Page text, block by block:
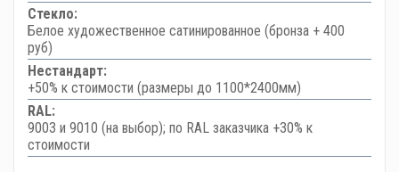
Стекло:
Белое художественное сатинированное (бронза + 400
руб)
Нестандарт:
+50% к стоимости (размеры до 1100*2400мм)
RAL:
9003 и 9010 (на выбор); по RAL заказчика +30% к
стоимости